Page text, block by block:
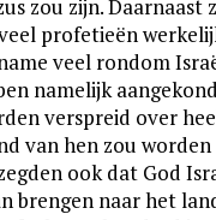
zou zijn. Daarnaast
profetieën
veel rondom
namelijk
verspreid over
van hen zou
ook dat God
brengen naar het